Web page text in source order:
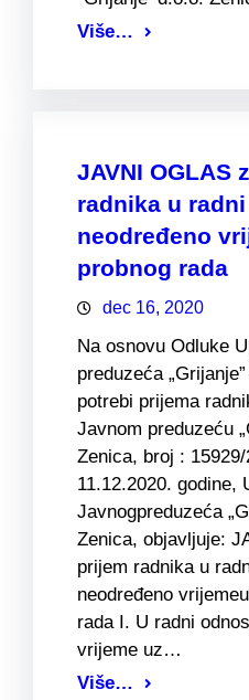
Više…
JAVNI OGLAS
radnika u
neodređeno
probnog rada
dec 16, 2020
Na osnovu Odluke
preduzeća
potrebi prijema
Javnom preduzeću
Zenica, broj : 15929/
11.12.2020. godine,
Javnogpreduzeća
Zenica, objavljuje:
prijem radnika u
neodređeno
rada I. U radni
vrijeme uz…
Više…